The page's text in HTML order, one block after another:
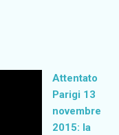
Attentato
Parigi 13
novembre
2015: la